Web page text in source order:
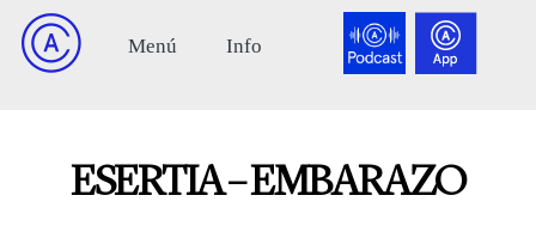
ESERTIA – EMBARAZO